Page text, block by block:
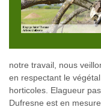
notre travail, nous
en respectant le
horticoles. Elagueur
Dufresne est en